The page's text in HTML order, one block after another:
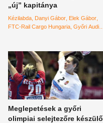
„új” kapitánya
Kézilabda Danyi Gábor Elek Gábor
FTC-Rail Cargo Hungaria Győri Audi
Európa-bajnokság
Meglepetések a győri
olimpiai selejtezőre készülő